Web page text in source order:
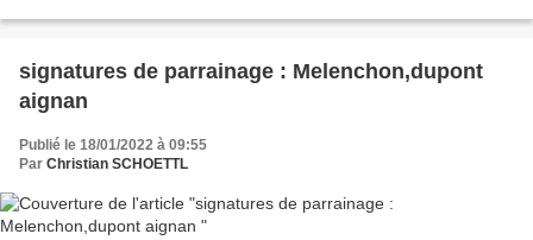
signatures de parrainage : Melenchon,dupont
aignan
Publié le 18/01/2022 à 09:55
Par Christian SCHOETTL